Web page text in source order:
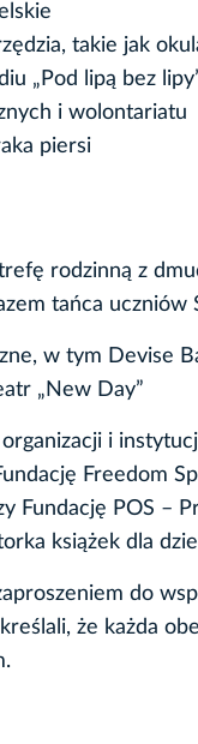
takie jak
„Pod lipą bez
i wolontariatu
piersi
rodzinną z
tańca uczniów
w tym Devise
„New Day”
i
Freedom
Fundację POS –
książek dla
do
że każda